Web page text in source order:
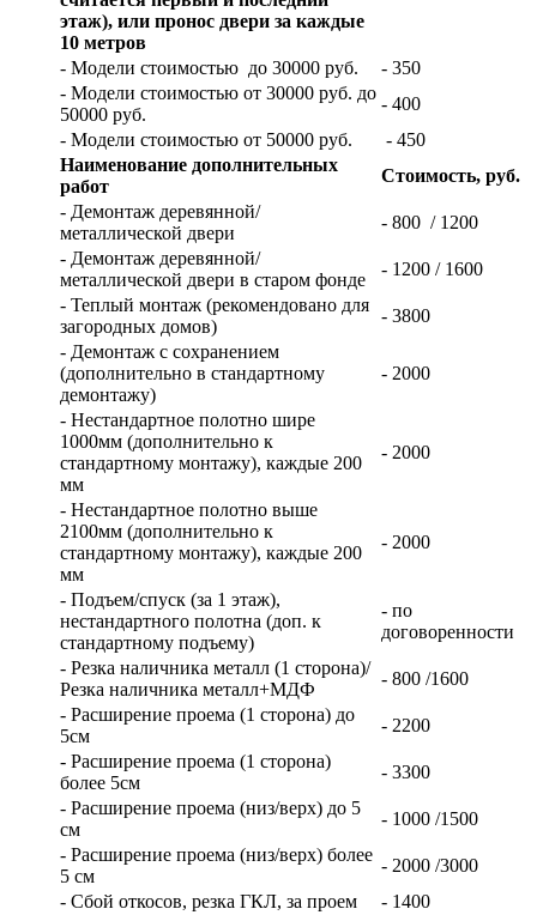
этаж), или пронос двери за каждые
10 метров
- Модели стоимостью до 30000 руб.
- 350
- Модели стоимостью от 30000 руб. до
50000 руб.
- 400
- Модели стоимостью от 50000 руб.
- 450
Наименование дополнительных
работ
Стоимость, руб.
- Демонтаж деревянной/
металлической двери
- 800 / 1200
- Демонтаж деревянной/
металлической двери в старом фонде
- 1200 / 1600
- Теплый монтаж (рекомендовано для
загородных домов)
- 3800
- Демонтаж с сохранением
(дополнительно в стандартному
демонтажу)
- 2000
- Нестандартное полотно шире
1000мм (дополнительно к
стандартному монтажу), каждые 200
мм
- 2000
- Нестандартное полотно выше
2100мм (дополнительно к
стандартному монтажу), каждые 200
мм
- 2000
- Подъем/спуск (за 1 этаж),
нестандартного полотна (доп. к
стандартному подъему)
- по
договоренности
- Резка наличника металл (1 сторона)/
Резка наличника металл+МДФ
- 800 /1600
- Расширение проема (1 сторона) до
5см
- 2200
- Расширение проема (1 сторона)
более 5см
- 3300
- Расширение проема (низ/верх) до 5
см
- 1000 /1500
- Расширение проема (низ/верх) более
5 см
- 2000 /3000
- Сбой откосов, резка ГКЛ, за проем
- 1400